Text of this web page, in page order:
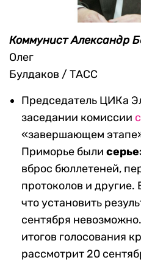
Коммунист Александр
Олег
Булдаков / ТАСС
Председатель ЦИКа
заседании комиссии
«завершающем
Приморье были
вброс бюллетеней,
протоколов и другие.
что установить
сентября
итогов голосования
рассмотрит 20